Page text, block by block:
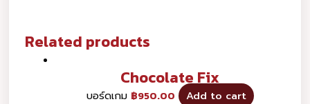
Related products
Chocolate Fix
บอร์ดเกม ฿950.00 Add to cart